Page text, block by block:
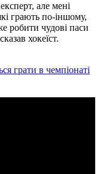
але мені
грають по-іншому,
робити чудові паси
хокеїст.
грати в чемпіонаті